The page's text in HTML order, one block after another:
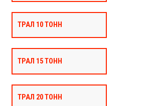
ТРАЛ 10 ТОНН
ТРАЛ 15 ТОНН
ТРАЛ 20 ТОНН